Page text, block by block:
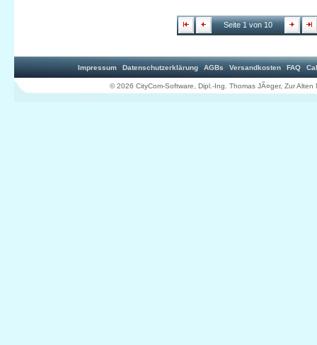
Seite 1 von 10
Impressum Datenschutzerklärung AGBs Versandkosten FAQ
© 2026 CityCom-Software, Dipl.-Ing. Thomas JÃ¤ger, Zur